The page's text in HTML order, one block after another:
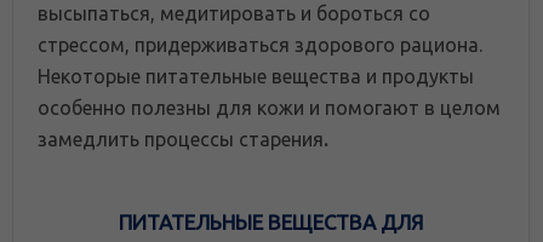
высыпаться, медитировать и бороться со
стрессом, придерживаться здорового рациона.
Некоторые питательные вещества и продукты
особенно полезны для кожи и помогают в целом
замедлить процессы старения.
ПИТАТЕЛЬНЫЕ ВЕЩЕСТВА ДЛЯ